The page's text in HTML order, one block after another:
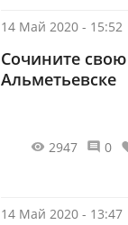
14 Май 2020 - 15:52
Сочините свою
Альметьевске
2947 0
14 Май 2020 - 13:47